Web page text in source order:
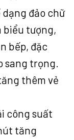
dạng đảo chữ
biểu tượng,
bếp, đặc
sang trọng.
thêm vẻ
công suất
tăng